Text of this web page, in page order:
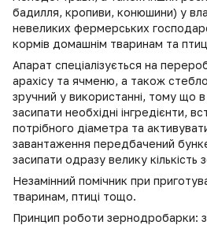
бадилля, кропиви, конюшини) у
невеликих фермерських
кормів домашнім тваринам та
Апарат спеціалізується на
арахісу та ячменю, а також
зручний у використанні, тому що
засипати необхідні інгредієнти,
потрібного діаметра та
завантаження передбачений
засипати одразу велику кількість
Незамінний помічник при
тваринам, птиці тощо.
Принцип роботи зернодробарки: